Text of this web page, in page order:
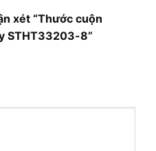
xét “Thước cuộn
STHT33203-8”